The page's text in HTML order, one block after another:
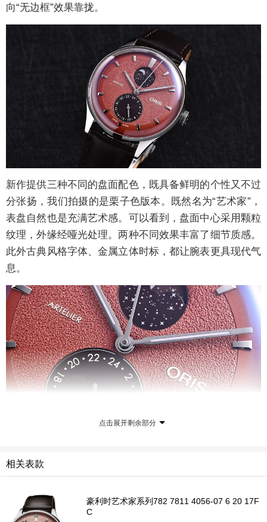
向“无边框”效果靠拢。
新作提供三种不同的盘面配色，既具备鲜明的个性又不过
分张扬，我们拍摄的是栗子色版本。既然名为“艺术家”，
表盘自然也是充满艺术感。可以看到，盘面中心采用颗粒
纹理，外缘经哑光处理。两种不同效果丰富了细节质感。
此外古典风格字体、金属立体时标，都让腕表更具现代气
息。
用“3+1”布局，即3点星期、6点日期、9点第二时区，与12
点月相显示。尽管功能丰富，但由于副盘相对集中，使盘
面略显繁杂。而新作最直观的改变，便是“做减法”：取消
星期、日期盘，保留月相盘的同时，扩大24时制第二时区
点击展开剩余部分
相关表款
豪利时艺术家系列782 7811 4056-07 6 20 17F
C